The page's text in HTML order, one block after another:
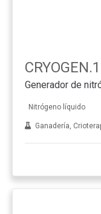
Generador de
Nitrógeno líquido
Ganadería, Crioterapia,